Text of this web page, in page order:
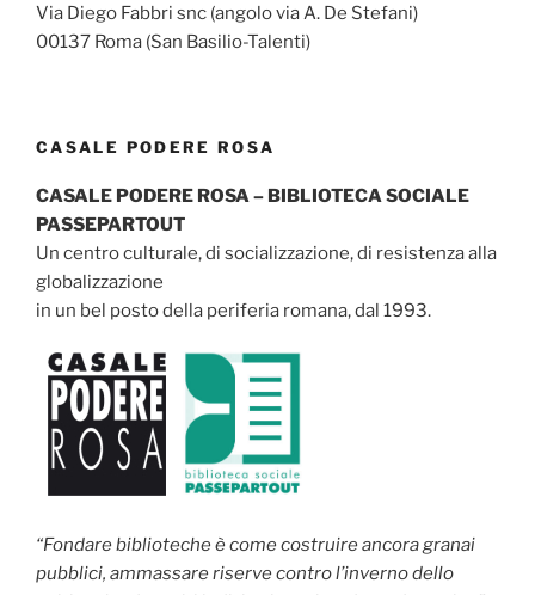
Via Diego Fabbri snc (angolo via A. De Stefani)
00137 Roma (San Basilio-Talenti)
CASALE PODERE ROSA
CASALE PODERE ROSA – BIBLIOTECA SOCIALE
PASSEPARTOUT
Un centro culturale, di socializzazione, di resistenza alla
globalizzazione
in un bel posto della periferia romana, dal 1993.
“Fondare biblioteche è come costruire ancora granai
pubblici, ammassare riserve contro l’inverno dello